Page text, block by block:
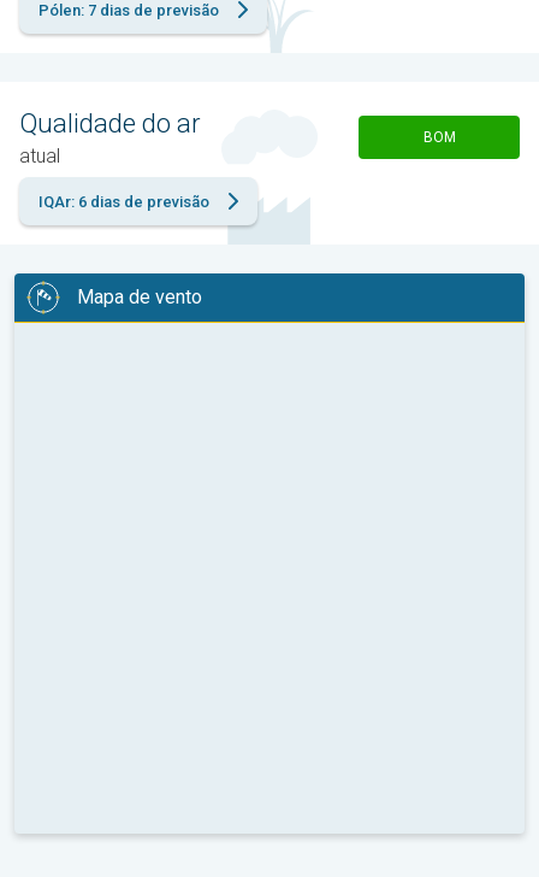
Pólen: 7 dias de previsão
Qualidade do ar
atual
BOM
IQAr: 6 dias de previsão
Mapa de vento